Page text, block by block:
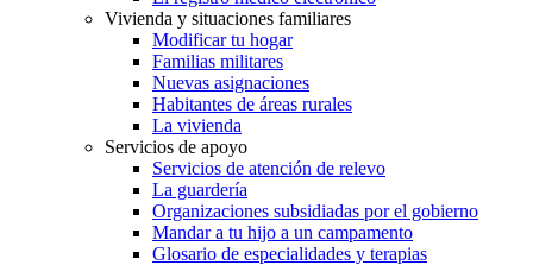
Vivienda y situaciones familiares
Modificar tu hogar
Familias militares
Nuevas asignaciones
Habitantes de áreas rurales
La vivienda
Servicios de apoyo
Servicios de atención de relevo
La guardería
Organizaciones subsidiadas por el gobierno
Mandar a tu hijo a un campamento
Glosario de especialidades y terapias